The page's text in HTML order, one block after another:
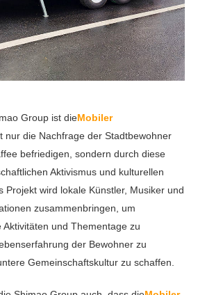
Group ist dieMobiler
nur die Nachfrage der Stadtbewohner
befriedigen, sondern durch diese
Aktivismus und kulturellen
Projekt wird lokale Künstler, Musiker und
zusammenbringen, um
und Thementage zu
der Bewohner zu
Gemeinschaftskultur zu schaffen.